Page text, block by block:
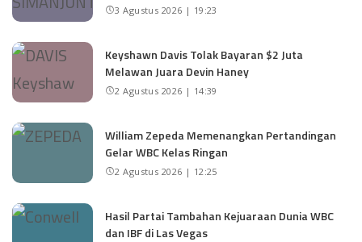
3 Agustus 2026 | 19:23
Keyshawn Davis Tolak Bayaran $2 Juta
Melawan Juara Devin Haney
2 Agustus 2026 | 14:39
William Zepeda Memenangkan Pertandingan
Gelar WBC Kelas Ringan
2 Agustus 2026 | 12:25
Hasil Partai Tambahan Kejuaraan Dunia WBC
dan IBF di Las Vegas